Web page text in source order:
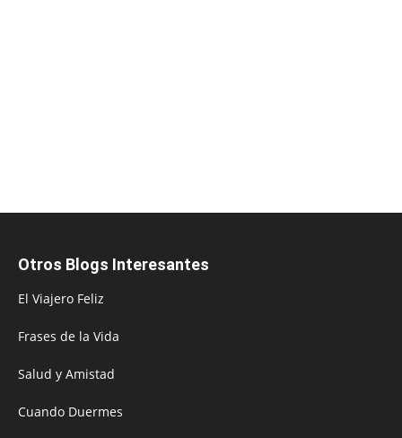
Otros Blogs Interesantes
El Viajero Feliz
Frases de la Vida
Salud y Amistad
Cuando Duermes